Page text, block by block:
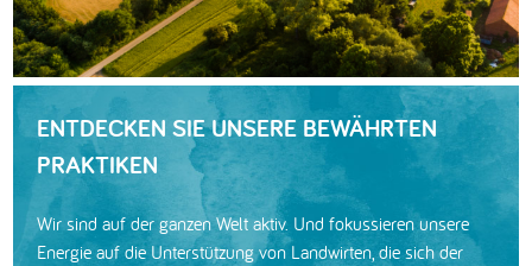
ENTDECKEN SIE UNSERE BEWÄHRTEN
PRAKTIKEN
Wir sind auf der ganzen Welt aktiv. Und fokussieren unsere
Energie auf die Unterstützung von Landwirten, die sich der